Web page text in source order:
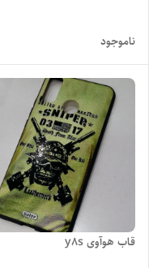
ناموجود
قاب هوآوی y8s